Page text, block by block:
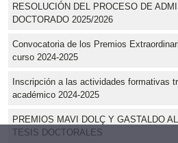
RESOLUCIÓN DEL PROCESO DE
DOCTORADO 2025/2026
Convocatoria de los Premios
curso 2024-2025
Inscripción a las actividades formativas
académico 2024-2025
PREMIOS MAVI DOLÇ Y GASTALDO
TESIS DOCTORALES